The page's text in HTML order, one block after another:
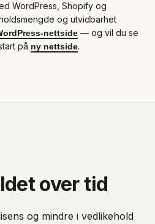
WordPress, Shopify og
og utvidbarhet
nettside — og vil du se
på ny nettside.
over tid
og mindre i vedlikehold